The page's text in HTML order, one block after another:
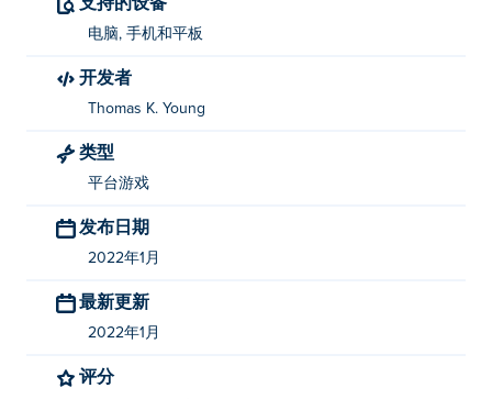
电脑, 手机和平板
开发者
Thomas K. Young
类型
平台游戏
发布日期
2022年1月
最新更新
2022年1月
评分